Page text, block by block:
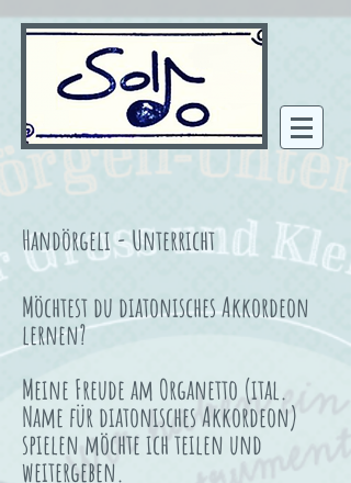
Handörgeli - Unterricht
Möchtest du diatonisches Akkordeon
lernen?
Meine Freude am Organetto (ital.
Name für diatonisches Akkordeon)
spielen möchte ich teilen und
weitergeben.